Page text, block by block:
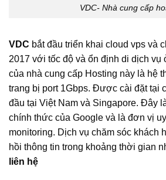
VDC- Nhà cung cấp
VDC bắt đầu triển khai cloud vps và
2017 với tốc độ và ổn định di dịch
của nhà cung cấp Hosting này là hệ
trang bị port 1Gbps. Được cài đặt tại
đầu tại Việt Nam và Singapore. Đây
chính thức của Google và là đơn vị
monitoring. Dịch vụ chăm sóc khách
hồi thông tin trong khoảng thời gian
liên hệ